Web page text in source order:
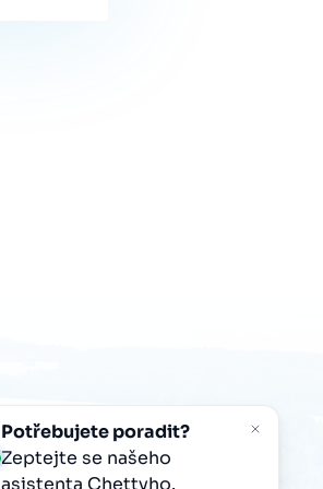
Potřebujete poradit?
Zeptejte se našeho
asistenta Chettyho.